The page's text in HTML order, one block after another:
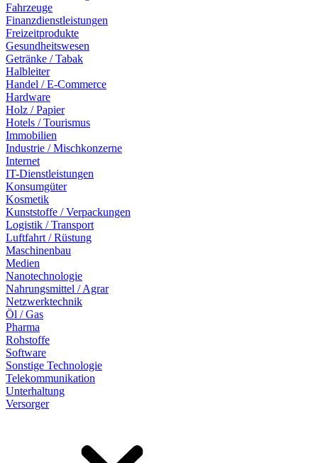
Fahrzeuge
Finanzdienstleistungen
Freizeitprodukte
Gesundheitswesen
Getränke / Tabak
Halbleiter
Handel / E-Commerce
Hardware
Holz / Papier
Hotels / Tourismus
Immobilien
Industrie / Mischkonzerne
Internet
IT-Dienstleistungen
Konsumgüter
Kosmetik
Kunststoffe / Verpackungen
Logistik / Transport
Luftfahrt / Rüstung
Maschinenbau
Medien
Nanotechnologie
Nahrungsmittel / Agrar
Netzwerktechnik
Öl / Gas
Pharma
Rohstoffe
Software
Sonstige Technologie
Telekommunikation
Unterhaltung
Versorger